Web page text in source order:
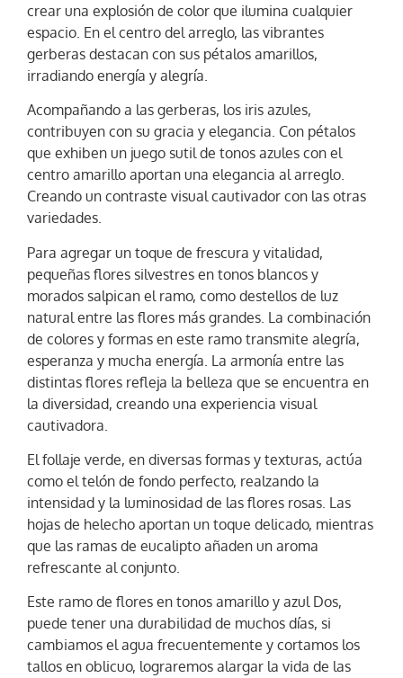
crear una explosión de color que ilumina cualquier
espacio. En el centro del arreglo, las vibrantes
gerberas destacan con sus pétalos amarillos,
irradiando energía y alegría.
Acompañando a las gerberas, los iris azules,
contribuyen con su gracia y elegancia. Con pétalos
que exhiben un juego sutil de tonos azules con el
centro amarillo aportan una elegancia al arreglo.
Creando un contraste visual cautivador con las otras
variedades.
Para agregar un toque de frescura y vitalidad,
pequeñas flores silvestres en tonos blancos y
morados salpican el ramo, como destellos de luz
natural entre las flores más grandes. La combinación
de colores y formas en este ramo transmite alegría,
esperanza y mucha energía. La armonía entre las
distintas flores refleja la belleza que se encuentra en
la diversidad, creando una experiencia visual
cautivadora.
El follaje verde, en diversas formas y texturas, actúa
como el telón de fondo perfecto, realzando la
intensidad y la luminosidad de las flores rosas. Las
hojas de helecho aportan un toque delicado, mientras
que las ramas de eucalipto añaden un aroma
refrescante al conjunto.
Este ramo de flores en tonos amarillo y azul Dos,
puede tener una durabilidad de muchos días, si
cambiamos el agua frecuentemente y cortamos los
tallos en oblicuo, lograremos alargar la vida de las